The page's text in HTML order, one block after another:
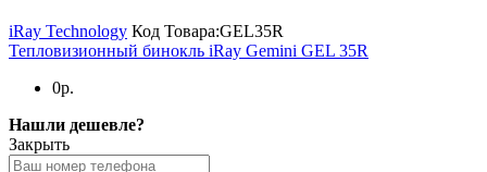
iRay Technology Код Товара:GEL35R
Тепловизионный бинокль iRay Gemini GEL 35R
0р.
Нашли дешевле?
Закрыть